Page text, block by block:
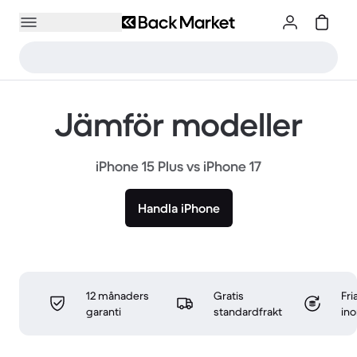
Jämför modeller
iPhone 15 Plus vs iPhone 17
Handla iPhone
12 månaders
garanti
Gratis
standardfrakt